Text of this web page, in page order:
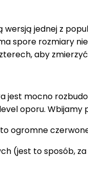
jednej z
spore rozmiary
aby
jest mocno
oporu. Wbijamy
ogromne
(jest to sposób,